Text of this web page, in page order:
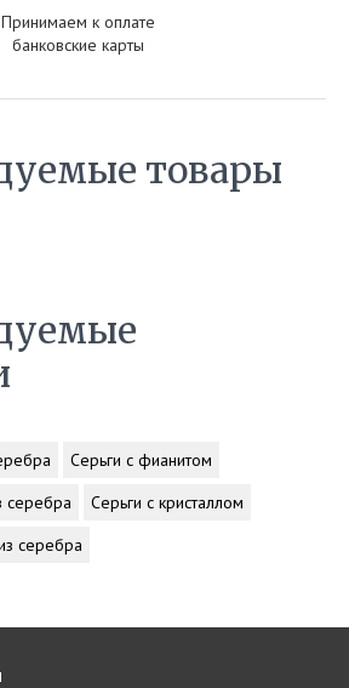
Принимаем к оплате
банковские карты
товары
Серьги с фианитом
серебра
Серьги с кристаллом
серебра